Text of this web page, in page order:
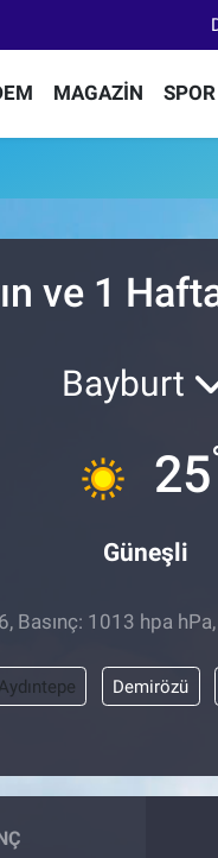
MAGAZİN SPOR
ve 1
Bayburt
25
Güneşli
Basınç: 1013 hpa
Aydıntepe Demirözü